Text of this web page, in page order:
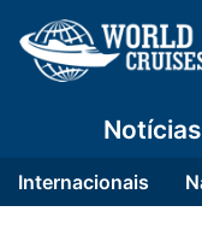
Notícias
Internacionais